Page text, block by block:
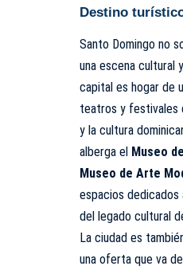
Destino
Santo Domingo no
una escena cultural
capital es hogar de
teatros y festivales
y la cultura
alberga el Museo
Museo de Arte
espacios dedicados
del legado cultural
La ciudad es
una oferta que va